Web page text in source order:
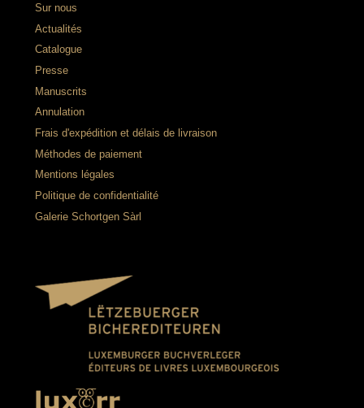
Sur nous
Actualités
Catalogue
Presse
Manuscrits
Annulation
Frais d'expédition et délais de livraison
Méthodes de paiement
Mentions légales
Politique de confidentialité
Galerie Schortgen Sàrl